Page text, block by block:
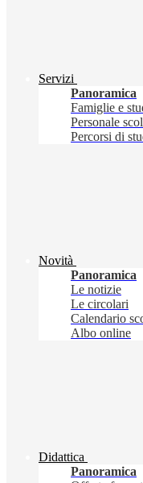
Servizi
Panoramica
Famiglie e
Personale
Percorsi di
Novità
Panoramica
Le notizie
Le circolari
Calendario
Albo online
Didattica
Panoramica